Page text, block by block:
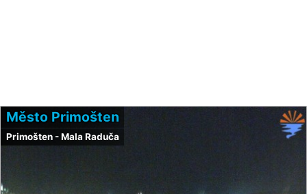
Město Primošten
Primošten - Mala Raduča